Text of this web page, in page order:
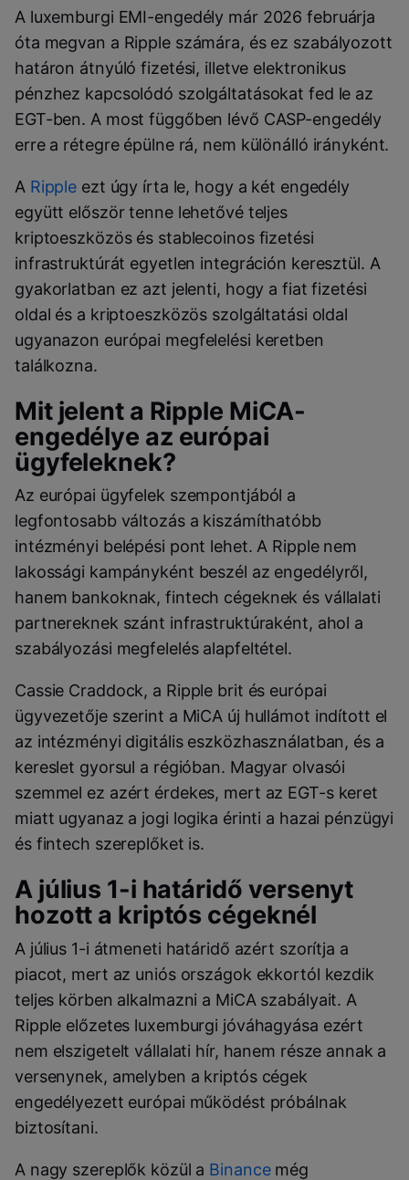
A luxemburgi EMI-engedély már 2026 februárja
óta megvan a Ripple számára, és ez szabályozott
határon átnyúló fizetési, illetve elektronikus
pénzhez kapcsolódó szolgáltatásokat fed le az
EGT-ben. A most függőben lévő CASP-engedély
erre a rétegre épülne rá, nem különálló irányként.
A Ripple ezt úgy írta le, hogy a két engedély
együtt először tenne lehetővé teljes
kriptoeszközös és stablecoinos fizetési
infrastruktúrát egyetlen integráción keresztül. A
gyakorlatban ez azt jelenti, hogy a fiat fizetési
oldal és a kriptoeszközös szolgáltatási oldal
ugyanazon európai megfelelési keretben
találkozna.
Mit jelent a Ripple MiCA-
engedélye az európai
ügyfeleknek?
Az európai ügyfelek szempontjából a
legfontosabb változás a kiszámíthatóbb
intézményi belépési pont lehet. A Ripple nem
lakossági kampányként beszél az engedélyről,
hanem bankoknak, fintech cégeknek és vállalati
partnereknek szánt infrastruktúraként, ahol a
szabályozási megfelelés alapfeltétel.
Cassie Craddock, a Ripple brit és európai
ügyvezetője szerint a MiCA új hullámot indított el
az intézményi digitális eszközhasználatban, és a
kereslet gyorsul a régióban. Magyar olvasói
szemmel ez azért érdekes, mert az EGT-s keret
miatt ugyanaz a jogi logika érinti a hazai pénzügyi
és fintech szereplőket is.
A július 1-i határidő versenyt
hozott a kriptós cégeknél
A július 1-i átmeneti határidő azért szorítja a
piacot, mert az uniós országok ekkortól kezdik
teljes körben alkalmazni a MiCA szabályait. A
Ripple előzetes luxemburgi jóváhagyása ezért
nem elszigetelt vállalati hír, hanem része annak a
versenynek, amelyben a kriptós cégek
engedélyezett európai működést próbálnak
biztosítani.
A nagy szereplők közül a Binancemég